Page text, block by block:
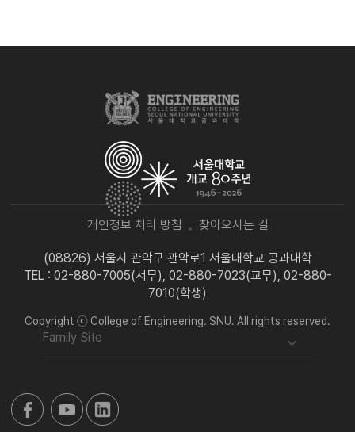
개인정보 처리 방침 찾아오시는 길
(08826) 서울시 관악구 관악로1 서울대학교 공과대학
TEL : 02-880-7005(서무), 02-880-7023(교무), 02-880-
7010(학생)
Copyright ⓒ College of Engineering. SNU. All rights reserved.
Family Site